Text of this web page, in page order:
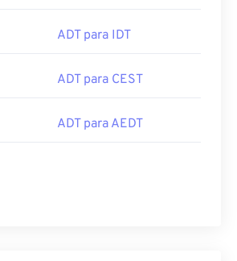
ADT para IDT
ADT para CEST
ADT para AEDT